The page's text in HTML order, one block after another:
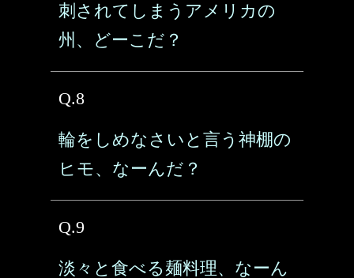
刺されてしまうアメリカの
州、どーこだ？
Q.8
輪をしめなさいと言う神棚の
ヒモ、なーんだ？
Q.9
淡々と食べる麺料理、なーん